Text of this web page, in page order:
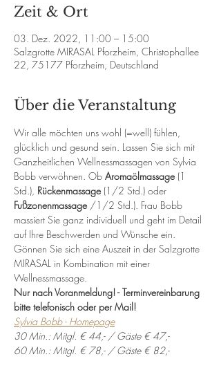
Zeit & Ort
03. Dez. 2022, 11:00 – 15:00
Salzgrotte MIRASAL Pforzheim, Christophallee
22, 75177 Pforzheim, Deutschland
Über die Veranstaltung
Wir alle möchten uns wohl (=well) fühlen,
glücklich und gesund sein. Lassen Sie sich mit
Ganzheitlichen Wellnessmassagen von Sylvia
Bobb verwöhnen. Ob Aromaölmassage (1
Std.), Rückenmassage (1/2 Std.) oder
Fußzonenmassage /1/2 Std.). Frau Bobb
massiert Sie ganz individuell und geht im Detail
auf Ihre Beschwerden und Wünsche ein.
Gönnen Sie sich eine Auszeit in der Salzgrotte
MIRASAL in Kombination mit einer
Wellnessmassage.
Nur nach Voranmeldung! - Terminvereinbarung
bitte telefonisch oder per Mail!
Sylvia Bobb - Homepage
30 Min.: Mitgl. € 44,- / Gäste € 47,-
60 Min.: Mitgl. € 78,- / Gäste € 82,-